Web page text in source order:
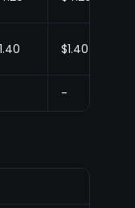
$1.40
-